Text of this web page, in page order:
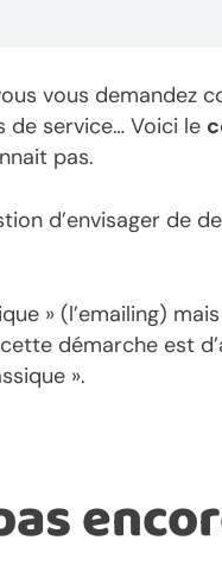
vous demandez
service… Voici le
pas.
d’envisager de
» (l’emailing)
démarche est
».